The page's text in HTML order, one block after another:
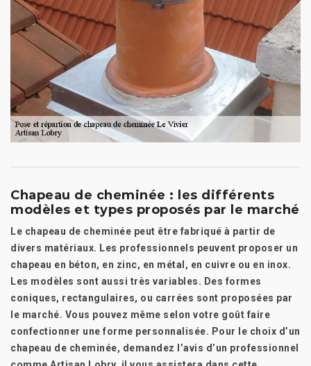
Chapeau de cheminée : les différents
modèles et types proposés par le marché
Le chapeau de cheminée peut être fabriqué à partir de
divers matériaux. Les professionnels peuvent proposer un
chapeau en béton, en zinc, en métal, en cuivre ou en inox.
Les modèles sont aussi très variables. Des formes
coniques, rectangulaires, ou carrées sont proposées par
le marché. Vous pouvez même selon votre goût faire
confectionner une forme personnalisée. Pour le choix d’un
chapeau de cheminée, demandez l’avis d’un professionnel